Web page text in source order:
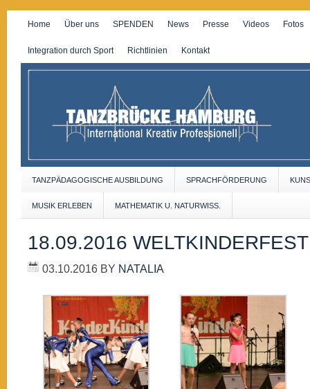
Home Über uns SPENDEN News Presse Videos Fotos
Integration durch Sport Richtlinien Kontakt
TANZPÄDAGOGISCHE AUSBILDUNG SPRACHFÖRDERUNG
MUSIK ERLEBEN MATHEMATIK U. NATURWISS.
18.09.2016 WELTKINDERFEST
03.10.2016 BY NATALIA